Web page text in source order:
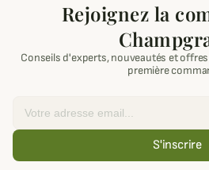
Rejoignez la
Conseils d'experts, nouveautés et
première
S'inscrire